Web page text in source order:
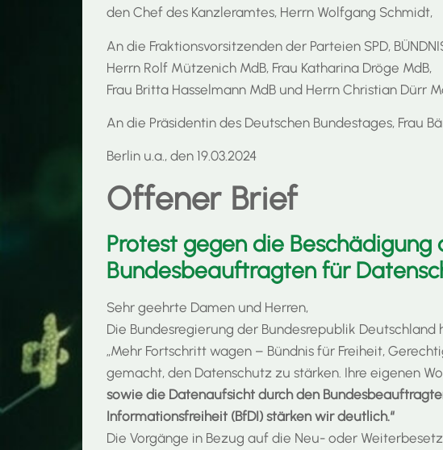
den Chef des Kanzleramtes, Herrn Wolfgang Schmidt,
An die Fraktionsvorsitzenden der Parteien SPD,
Herrn Rolf Mützenich MdB, Frau Katharina Dröge MdB,
Frau Britta Hasselmann MdB und Herrn Christian Dürr
An die Präsidentin des Deutschen Bundestages, Frau
Berlin u.a., den 19.03.2024
Offener Brief
Protest gegen die
Bundesbeauftragten für
Sehr geehrte Damen und Herren,
Die Bundesregierung der Bundesrepublik Deutschland
„Mehr Fortschritt wagen – Bündnis für Freiheit,
gemacht, den Datenschutz zu stärken. Ihre eigenen
sowie die Datenaufsicht durch den
Informationsfreiheit (BfDI) stärken wir deutlich.“
Die Vorgänge in Bezug auf die Neu- oder